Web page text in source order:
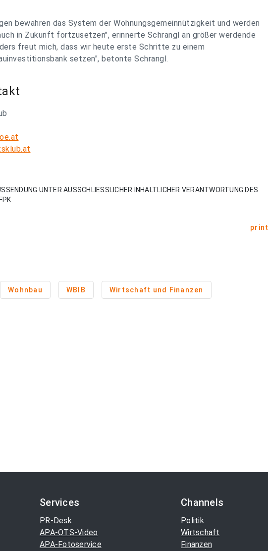
bewahren das System der Wohnungsgemeinnützigkeit und werden
in Zukunft fortzusetzen", erinnerte Schrangl an größer werdende
freut mich, dass wir heute erste Schritte zu einem
setzen", betonte Schrangl.
UNTER AUSSCHLIESSLICHER INHALTLICHER VERANTWORTUNG DES
print
Wohnbau WBIB Wirtschaft und Finanzen
Services
PR-Desk
APA-OTS-Video
APA-Fotoservice
Channels
Politik
Wirtschaft
Finanzen